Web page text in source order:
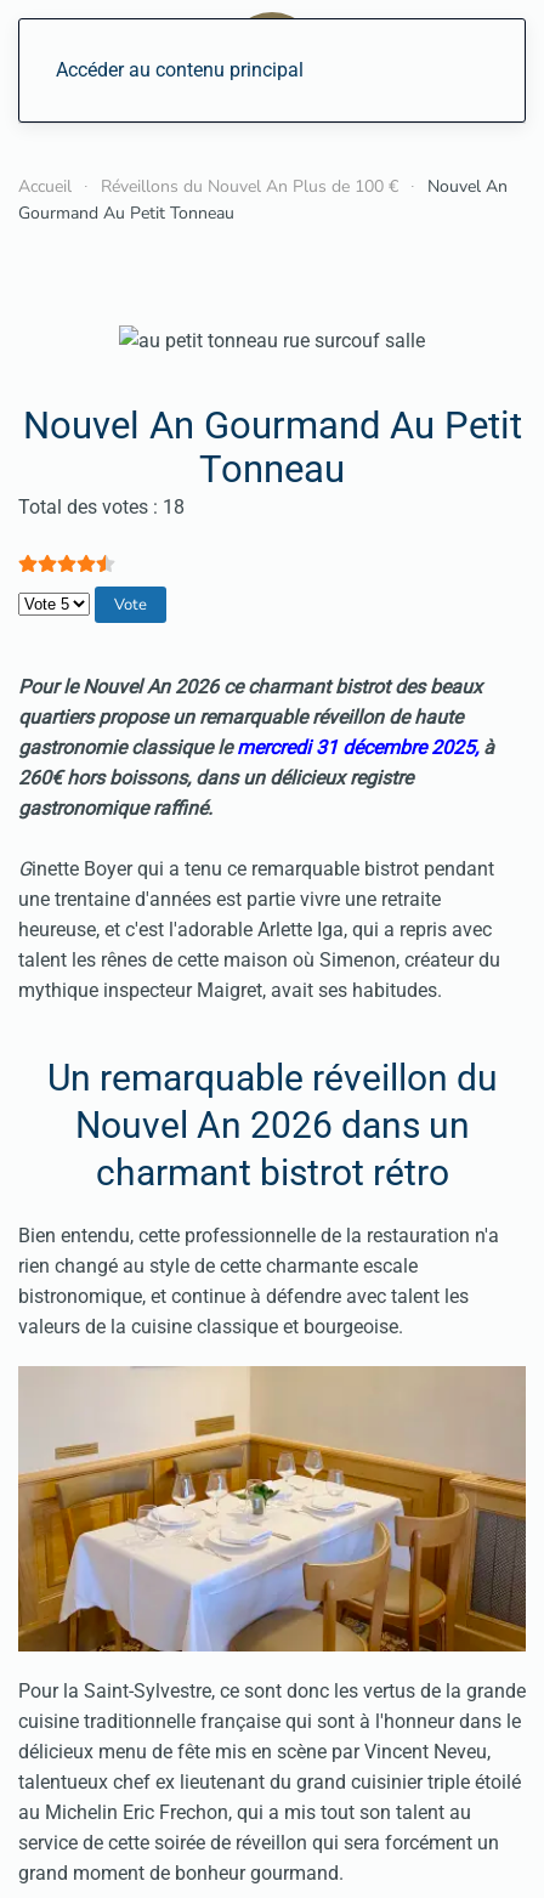
Accéder au contenu principal
Accueil Réveillons du Nouvel An Plus de 100 €
Nouvel An
Gourmand Au Petit Tonneau
Nouvel An Gourmand Au Petit
Tonneau
Vote utilisateur:4.5/
Total des votes : 18
Veuillez voter
Pour leNouvel An 2026ce charmant bistrot des beaux
quartiers propose un remarquable réveillon de haute
gastronomie classique lemercredi 31 décembre 2025, à
260€ hors boissons, dans un délicieux registre
gastronomique raffiné.
Ginette Boyer qui a tenu ce remarquable bistrot pendant
une trentaine d'années est partie vivre une retraite
heureuse, et c'est l'adorable Arlette Iga, qui a repris avec
talent les rênes de cette maison où Simenon, créateur du
mythique inspecteur Maigret, avait ses habitudes.
Un remarquable réveillon du
Nouvel An 2026 dans un
charmant bistrot rétro
Bien entendu, cette professionnelle de la restauration n'a
rien changé au style de cette charmante escale
bistronomique, et continue à défendre avec talent les
valeurs de la cuisine classique et bourgeoise.
Pour la Saint-Sylvestre, ce sont donc les vertus de la grande
cuisine traditionnelle française qui sont à l'honneur dans le
délicieux menu de fête mis en scène par Vincent Neveu,
talentueux chef ex lieutenant du grand cuisinier triple étoilé
au Michelin Eric Frechon, qui a mis tout son talent au
service de cette soirée de réveillon qui sera forcément un
grand moment de bonheur gourmand.